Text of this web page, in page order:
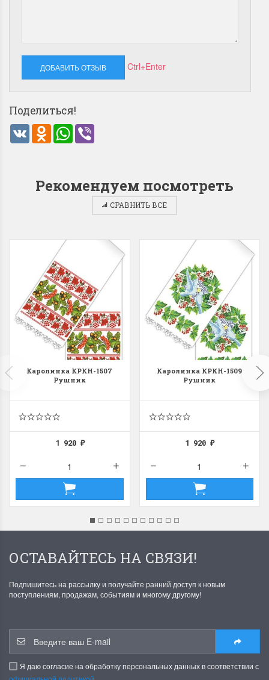
Ctrl+Enter
Поделиться!
VK Odnoklassniki
WhatsApp
Рекомендуем посмотреть
СРАВНИТЬ ВСЕ
Каролинка КРКН-1507
Рушник
1 920 ₽
Каролинка КРКН-1509
Рушник
1 920₽
ОСТАВАЙТЕСЬ НА СВЯЗИ!
Подпишитесь на рассылку и получайте ранний доступ к новым
поступлениям, продажам, событиям и многому другому!
Я даю согласие на обработку персональных данных в соответствии с